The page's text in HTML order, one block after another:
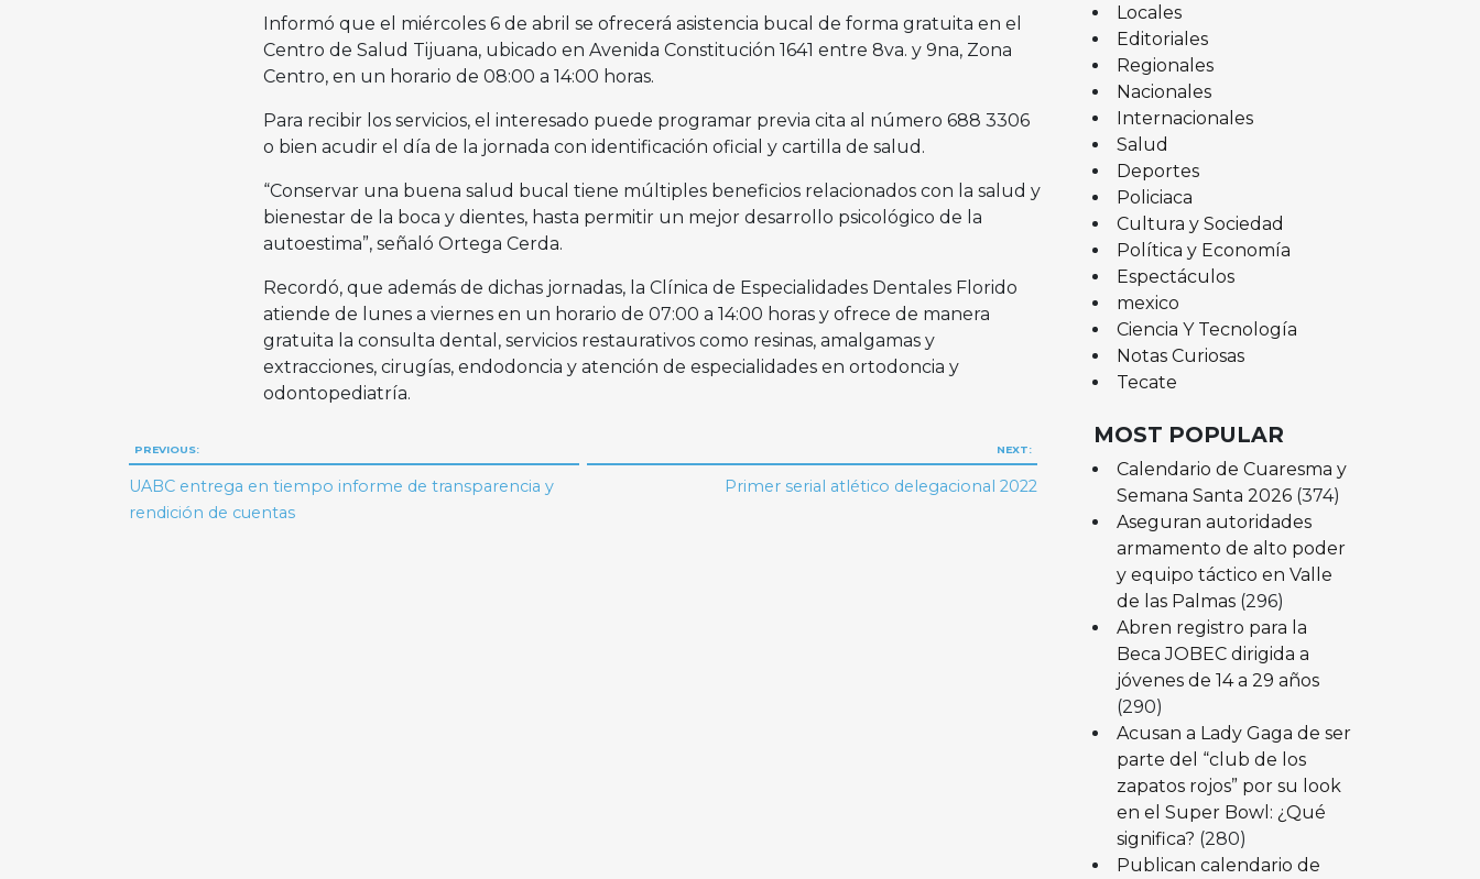
Informó que el miércoles 6 de abril se ofrecerá asistencia bucal de forma gratuita en el
Centro de Salud Tijuana, ubicado en Avenida Constitución 1641 entre 8va. y 9na, Zona
Centro, en un horario de 08:00 a 14:00 horas.
Para recibir los servicios, el interesado puede programar previa cita al número 688 3306
o bien acudir el día de la jornada con identificación oficial y cartilla de salud.
“Conservar una buena salud bucal tiene múltiples beneficios relacionados con la salud y
bienestar de la boca y dientes, hasta permitir un mejor desarrollo psicológico de la
autoestima”, señaló Ortega Cerda.
Recordó, que además de dichas jornadas, la Clínica de Especialidades Dentales Florido
atiende de lunes a viernes en un horario de 07:00 a 14:00 horas y ofrece de manera
gratuita la consulta dental, servicios restaurativos como resinas, amalgamas y
extracciones, cirugías, endodoncia y atención de especialidades en ortodoncia y
odontopediatría.
Navegación
de
PREVIOUS:
UABC entrega en tiempo informe de transparencia y
rendición de cuentas
NEXT:
Primer serial atlético delegacional 2022
Locales
Editoriales
Regionales
Nacionales
Internacionales
Salud
Deportes
Policiaca
Cultura y Sociedad
Política y Economía
Espectáculos
mexico
Ciencia Y Tecnología
Notas Curiosas
Tecate
MOST POPULAR
Calendario de Cuaresma y
Semana Santa 2026 (374)
Aseguran autoridades
armamento de alto poder
y equipo táctico en Valle
de las Palmas (296)
Abren registro para la
Beca JOBEC dirigida a
jóvenes de 14 a 29 años
(290)
Acusan a Lady Gaga de ser
parte del “club de los
zapatos rojos” por su look
en el Super Bowl: ¿Qué
significa? (280)
Publican calendario de